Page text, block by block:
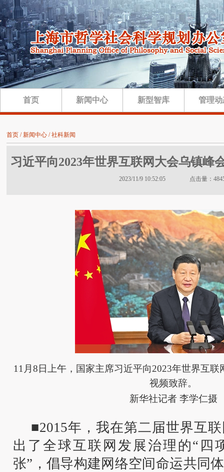
首页 新闻中心 新型智库 管理
首页 / 新闻中心 / 社科新闻
习近平向2023年世界互联网大会乌镇峰
2023/11/9 10:52:05 点击量：
11月8日上午，国家主席习近平向2023年世界互
视频致辞。
新华社记者 李学仁摄
■2015年，我在第二届世界互
出了全球互联网发展治理的“四
张”，倡导构建网络空间命运共同